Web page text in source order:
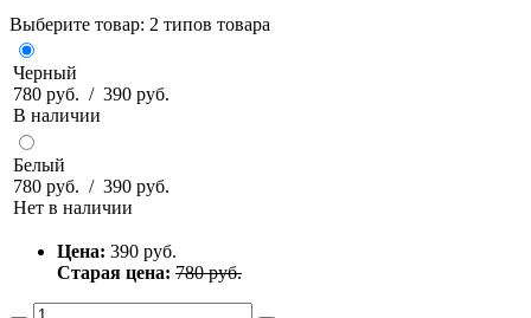
Выберите товар: 2 типов товара
Черный
780 руб. / 390 руб.
В наличии
Белый
780 руб. / 390 руб.
Нет в наличии
Цена: 390 руб.
Старая цена: 780 руб.